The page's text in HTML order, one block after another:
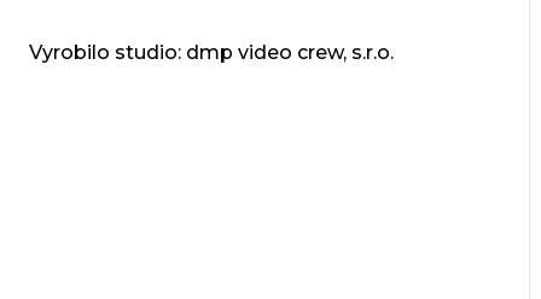
Vyrobilo studio: dmp video crew, s.r.o.